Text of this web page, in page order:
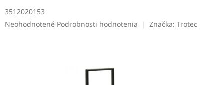
3512020153
Priemerné
Neohodnotené Podrobnosti hodnotenia Značka: Trotec